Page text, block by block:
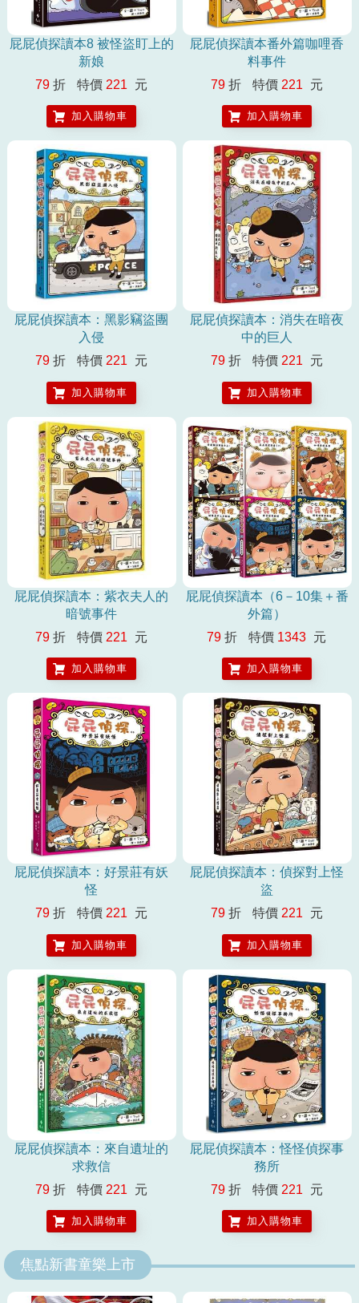
屁屁偵探讀本8 被怪盜盯上的
新娘
79 折 特價 221 元
加入購物車
屁屁偵探讀本番外篇咖哩香
料事件
79 折 特價 221 元
加入購物車
屁屁偵探讀本：黑影竊盜團
入侵
79 折 特價 221 元
加入購物車
屁屁偵探讀本：消失在暗夜
中的巨人
79 折 特價 221 元
加入購物車
屁屁偵探讀本：紫衣夫人的
暗號事件
79 折 特價 221 元
加入購物車
屁屁偵探讀本（6－10集＋番
外篇）
79 折 特價 1343 元
加入購物車
屁屁偵探讀本：好景莊有妖
怪
79 折 特價 221 元
加入購物車
屁屁偵探讀本：偵探對上怪
盜
79 折 特價 221 元
加入購物車
屁屁偵探讀本：來自遺址的
求救信
79 折 特價 221 元
加入購物車
屁屁偵探讀本：怪怪偵探事
務所
79 折 特價 221 元
加入購物車
焦點新書童樂上市